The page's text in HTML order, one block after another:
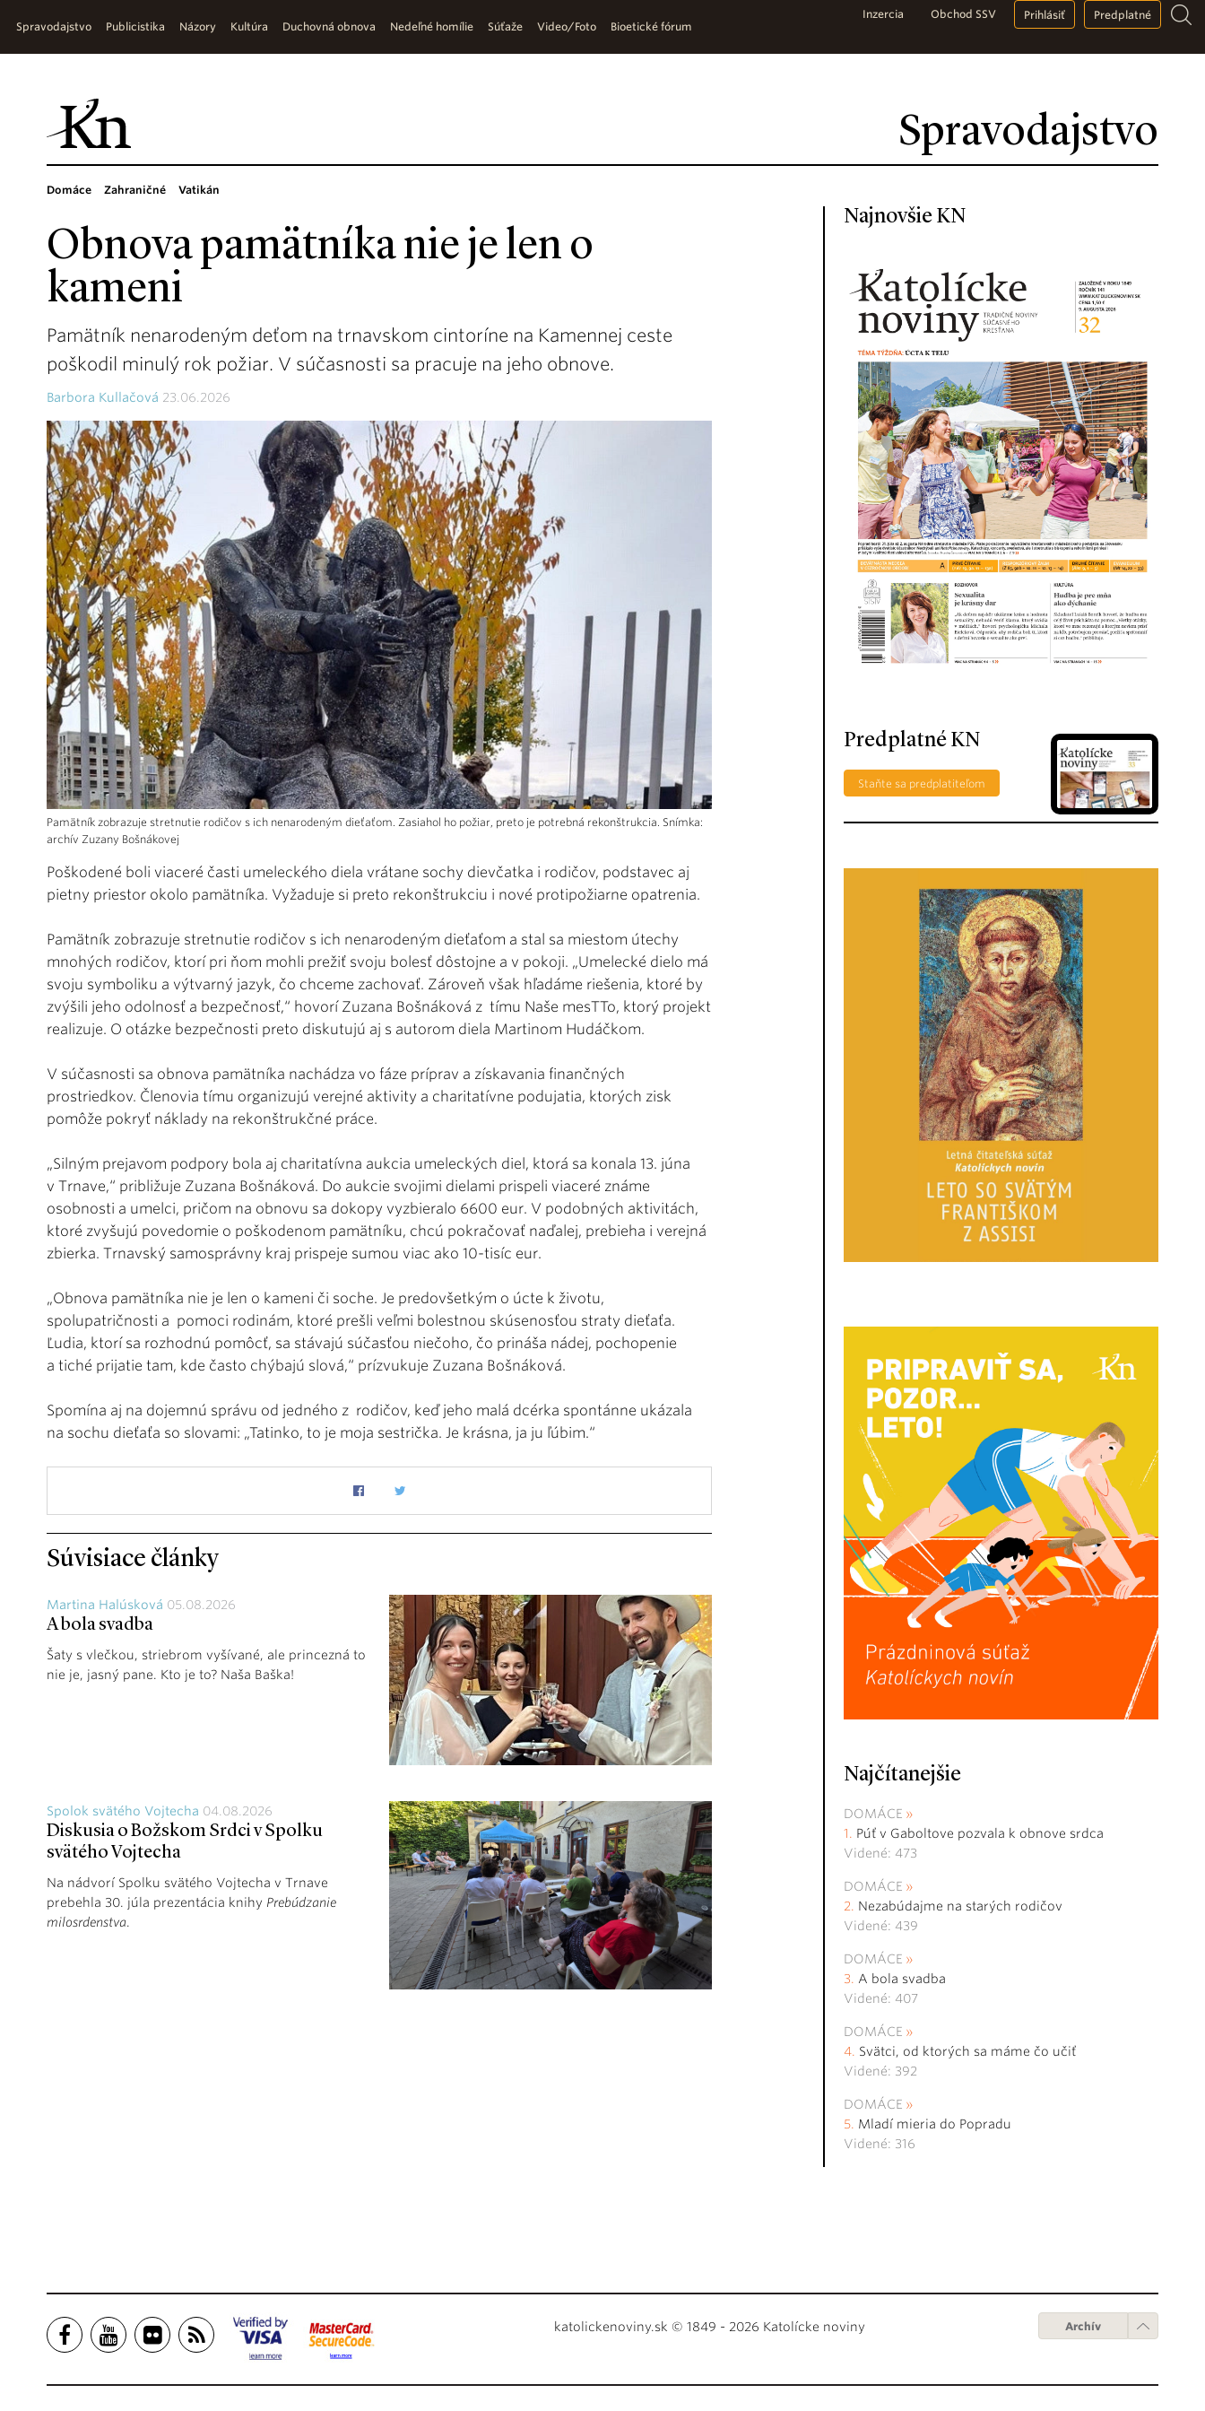
Spravodajstvo
Spravodajstvo Publicistika Názory Kultúra Duchovná obnova Nedeľné homílie Súťaže Video/Foto Bioetické fórum
Inzercia Obchod SSV Prihlásiť Predplatné
Domáce Zahraničné Vatikán
Obnova pamätníka nie je len o
kameni
Pamätník nenarodeným deťom na trnavskom cintoríne na Kamennej ceste
poškodil minulý rok požiar. V súčasnosti sa pracuje na jeho obnove.
Barbora Kullačová 23.06.2026
Pamätník zobrazuje stretnutie rodičov s ich nenarodeným dieťaťom. Zasiahol ho požiar, preto je potrebná rekonštrukcia. Snímka:
archív Zuzany Bošnákovej
Poškodené boli viaceré časti umeleckého diela vrátane sochy dievčatka i rodičov, podstavec aj
pietny priestor okolo pamätníka. Vyžaduje si preto rekonštrukciu i nové protipožiarne opatrenia.
Pamätník zobrazuje stretnutie rodičov s ich nenarodeným dieťaťom a stal sa miestom útechy
mnohých rodičov, ktorí pri ňom mohli prežiť svoju bolesť dôstojne a v pokoji. „Umelecké dielo má
svoju symboliku a výtvarný jazyk, čo chceme zachovať. Zároveň však hľadáme riešenia, ktoré by
zvýšili jeho odolnosť a bezpečnosť,“ hovorí Zuzana Bošnáková z tímu Naše mesTTo, ktorý projekt
realizuje. O otázke bezpečnosti preto diskutujú aj s autorom diela Martinom Hudáčkom.
V súčasnosti sa obnova pamätníka nachádza vo fáze príprav a získavania finančných
prostriedkov. Členovia tímu organizujú verejné aktivity a charitatívne podujatia, ktorých zisk
pomôže pokryť náklady na rekonštrukčné práce.
„Silným prejavom podpory bola aj charitatívna aukcia umeleckých diel, ktorá sa konala 13. júna
v Trnave,“ približuje Zuzana Bošnáková. Do aukcie svojimi dielami prispeli viaceré známe
osobnosti a umelci, pričom na obnovu sa dokopy vyzbieralo 6600 eur. V podobných aktivitách,
ktoré zvyšujú povedomie o poškodenom pamätníku, chcú pokračovať naďalej, prebieha i verejná
zbierka. Trnavský samosprávny kraj prispeje sumou viac ako 10-tisíc eur.
„Obnova pamätníka nie je len o kameni či soche. Je predovšetkým o úcte k životu,
spolupatričnosti a pomoci rodinám, ktoré prešli veľmi bolestnou skúsenosťou straty dieťaťa.
Ľudia, ktorí sa rozhodnú pomôcť, sa stávajú súčasťou niečoho, čo prináša nádej, pochopenie
a tiché prijatie tam, kde často chýbajú slová,“ prízvukuje Zuzana Bošnáková.
Spomína aj na dojemnú správu od jedného z rodičov, keď jeho malá dcérka spontánne ukázala
na sochu dieťaťa so slovami: „Tatinko, to je moja sestrička. Je krásna, ja ju ľúbim.“
Súvisiace články
Martina Halúsková 05.08.2026
A bola svadba
Šaty s vlečkou, striebrom vyšívané, ale princezná to
nie je, jasný pane. Kto je to? Naša Baška!
Spolok svätého Vojtecha 04.08.2026
Diskusia o Božskom Srdci v Spolku
svätého Vojtecha
Na nádvorí Spolku svätého Vojtecha v Trnave
prebehla 30. júla prezentácia knihy Prebúdzanie
milosrdenstva.
Najnovšie KN
Predplatné KN
Staňte sa predplatiteľom
Najčítanejšie
DOMÁCE
Púť v Gaboltove pozvala k obnove srdca
Videné: 473
DOMÁCE
Nezabúdajme na starých rodičov
Videné: 439
DOMÁCE
A bola svadba
Videné: 407
DOMÁCE
Svätci, od ktorých sa máme čo učiť
Videné: 392
DOMÁCE
Mladí mieria do Popradu
Videné: 316
katolickenoviny.sk © 1849 - 2026 Katolícke noviny Archív